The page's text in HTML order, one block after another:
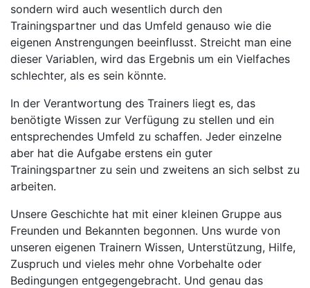
sondern wird auch wesentlich durch den
Trainingspartner und das Umfeld genauso wie die
eigenen Anstrengungen beeinflusst. Streicht man eine
dieser Variablen, wird das Ergebnis um ein Vielfaches
schlechter, als es sein könnte.
In der Verantwortung des Trainers liegt es, das
benötigte Wissen zur Verfügung zu stellen und ein
entsprechendes Umfeld zu schaffen. Jeder einzelne
aber hat die Aufgabe erstens ein guter
Trainingspartner zu sein und zweitens an sich selbst zu
arbeiten.
Unsere Geschichte hat mit einer kleinen Gruppe aus
Freunden und Bekannten begonnen. Uns wurde von
unseren eigenen Trainern Wissen, Unterstützung, Hilfe,
Zuspruch und vieles mehr ohne Vorbehalte oder
Bedingungen entgegengebracht. Und genau das